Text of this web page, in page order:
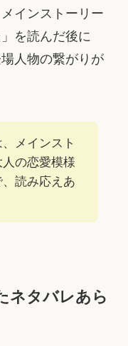
インストーリー
を読んだ後に
人物の繋がりが
、メインスト
の恋愛模様
読み応えあ
ネタバレあら